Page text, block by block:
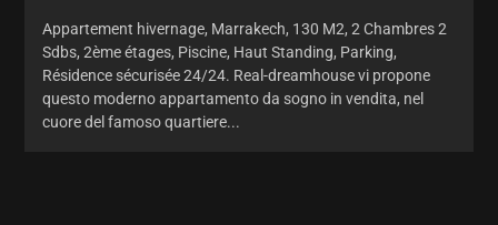
Appartement hivernage, Marrakech, 130 M2, 2 Chambres 2
Sdbs, 2ème étages, Piscine, Haut Standing, Parking,
Résidence sécurisée 24/24. Real-dreamhouse vi propone
questo moderno appartamento da sogno in vendita, nel
cuore del famoso quartiere...